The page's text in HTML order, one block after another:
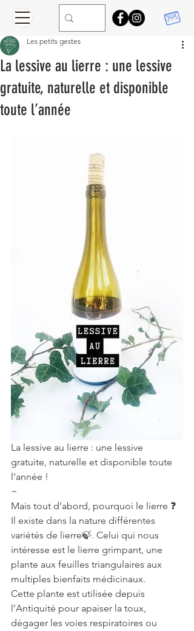
La lessive au lierre : une lessive
gratuite, naturelle et disponible
toute l’année
Les petits gestes
La lessive au lierre : une lessive
gratuite, naturelle et disponible toute
l’année !
~
Mais tout d’abord, pourquoi le lierre ❓
Il existe dans la nature différentes
variétés de lierre🍃. Celui qui nous
intéresse est le lierre grimpant, une
plante aux feuilles triangulaires aux
multiples bienfaits médicinaux.
Cette plante est utilisée depuis
l’Antiquité pour apaiser la toux,
dégager les voies respiratoires ou